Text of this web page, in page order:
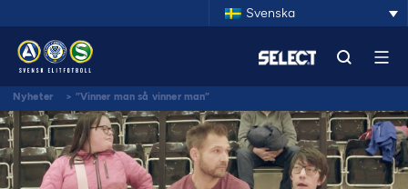
Svenska
Nyheter > ”Vinner man så vinner man”